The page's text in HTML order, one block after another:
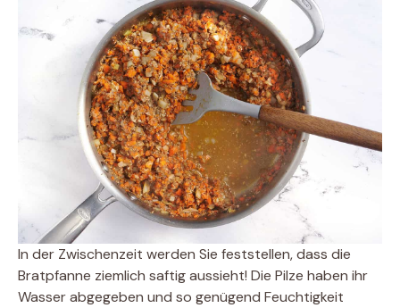
In der Zwischenzeit werden Sie feststellen, dass die
Bratpfanne ziemlich saftig aussieht! Die Pilze haben ihr
Wasser abgegeben und so genügend Feuchtigkeit